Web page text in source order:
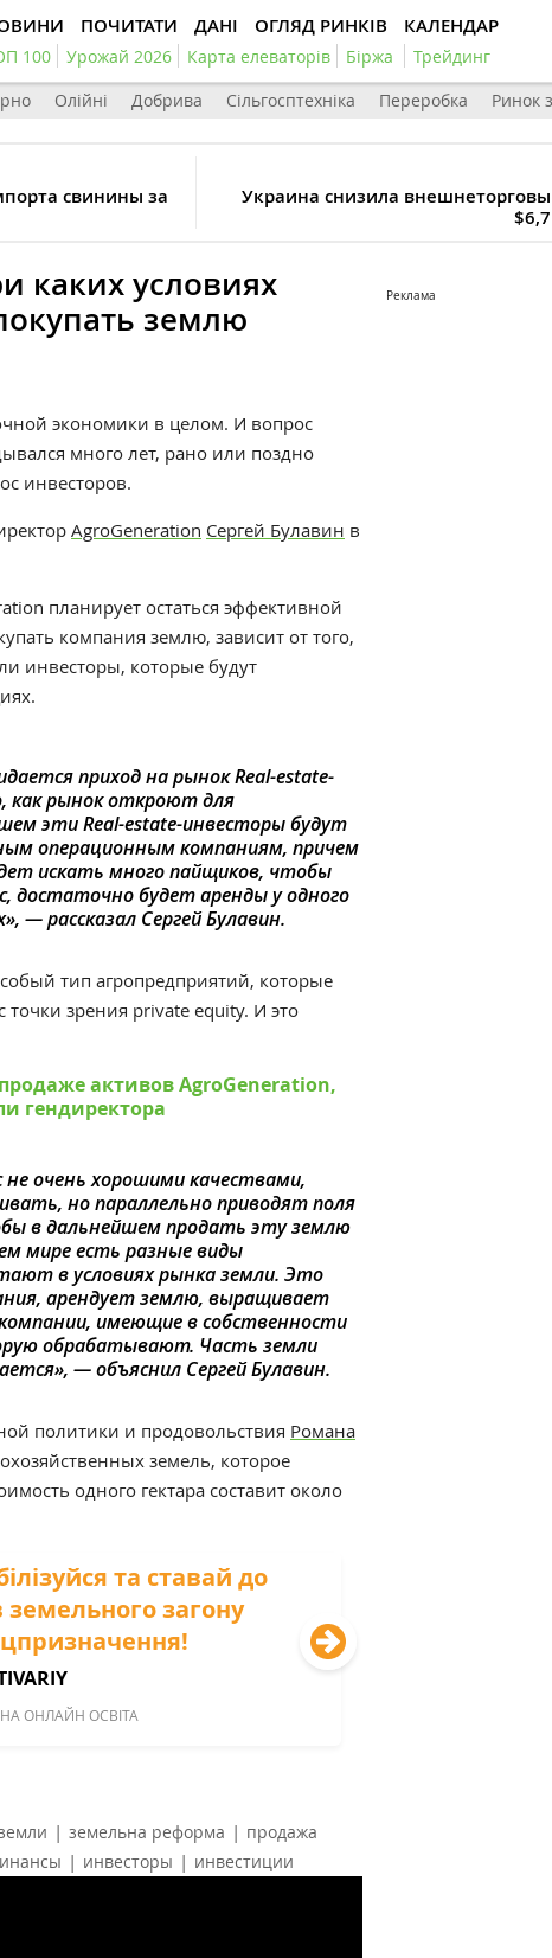
ПОЧИТАТИ ДАНІ ОГЛЯД РИНКІВ КАЛЕНДАР
100 Урожай 2026 Карта елеваторів Біржа Трейдинг
Олійні Добрива Сільгосптехніка Переробка Ринок
свинины за
Украина снизила
каких условиях
землю
экономики в целом. И вопрос
много лет, рано или поздно
инвесторов.
AgroGeneration Сергей Булавин в
планирует остаться эффективной
компания землю, зависит от того,
инвесторы, которые будут
приход на рынок Real-estate-
как рынок откроют для
эти Real-estate-инвесторы будут
операционным компаниям, причем
искать много пайщиков, чтобы
достаточно будет аренды у одного
— рассказал Сергей Булавин.
тип агропредприятий, которые
точки зрения private equity. И это
активов AgroGeneration,
гендиректора
очень хорошими качествами,
но параллельно приводят поля
в дальнейшем продать эту землю
мире есть разные виды
в условиях рынка земли. Это
арендует землю, выращивает
имеющие в собственности
обрабатывают. Часть земли
— объяснил Сергей Булавин.
политики и продовольствия Романа
земель, которое
одного гектара составит около
та ставай до
земельного загону
ОНЛАЙН ОСВІТА
| земельна реформа | продажа
| инвесторы | инвестиции
Реклама